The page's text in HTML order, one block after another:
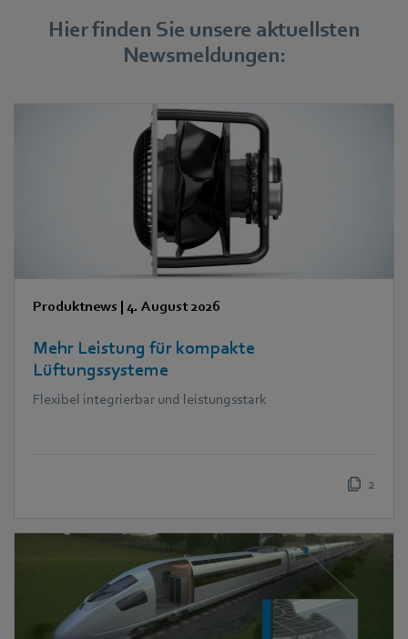
Hier finden Sie unsere aktuellsten
Newsmeldungen:
Produktnews | 4. August 2026
Mehr Leistung für kompakte
Lüftungssysteme
Flexibel integrierbar und leistungsstark
2